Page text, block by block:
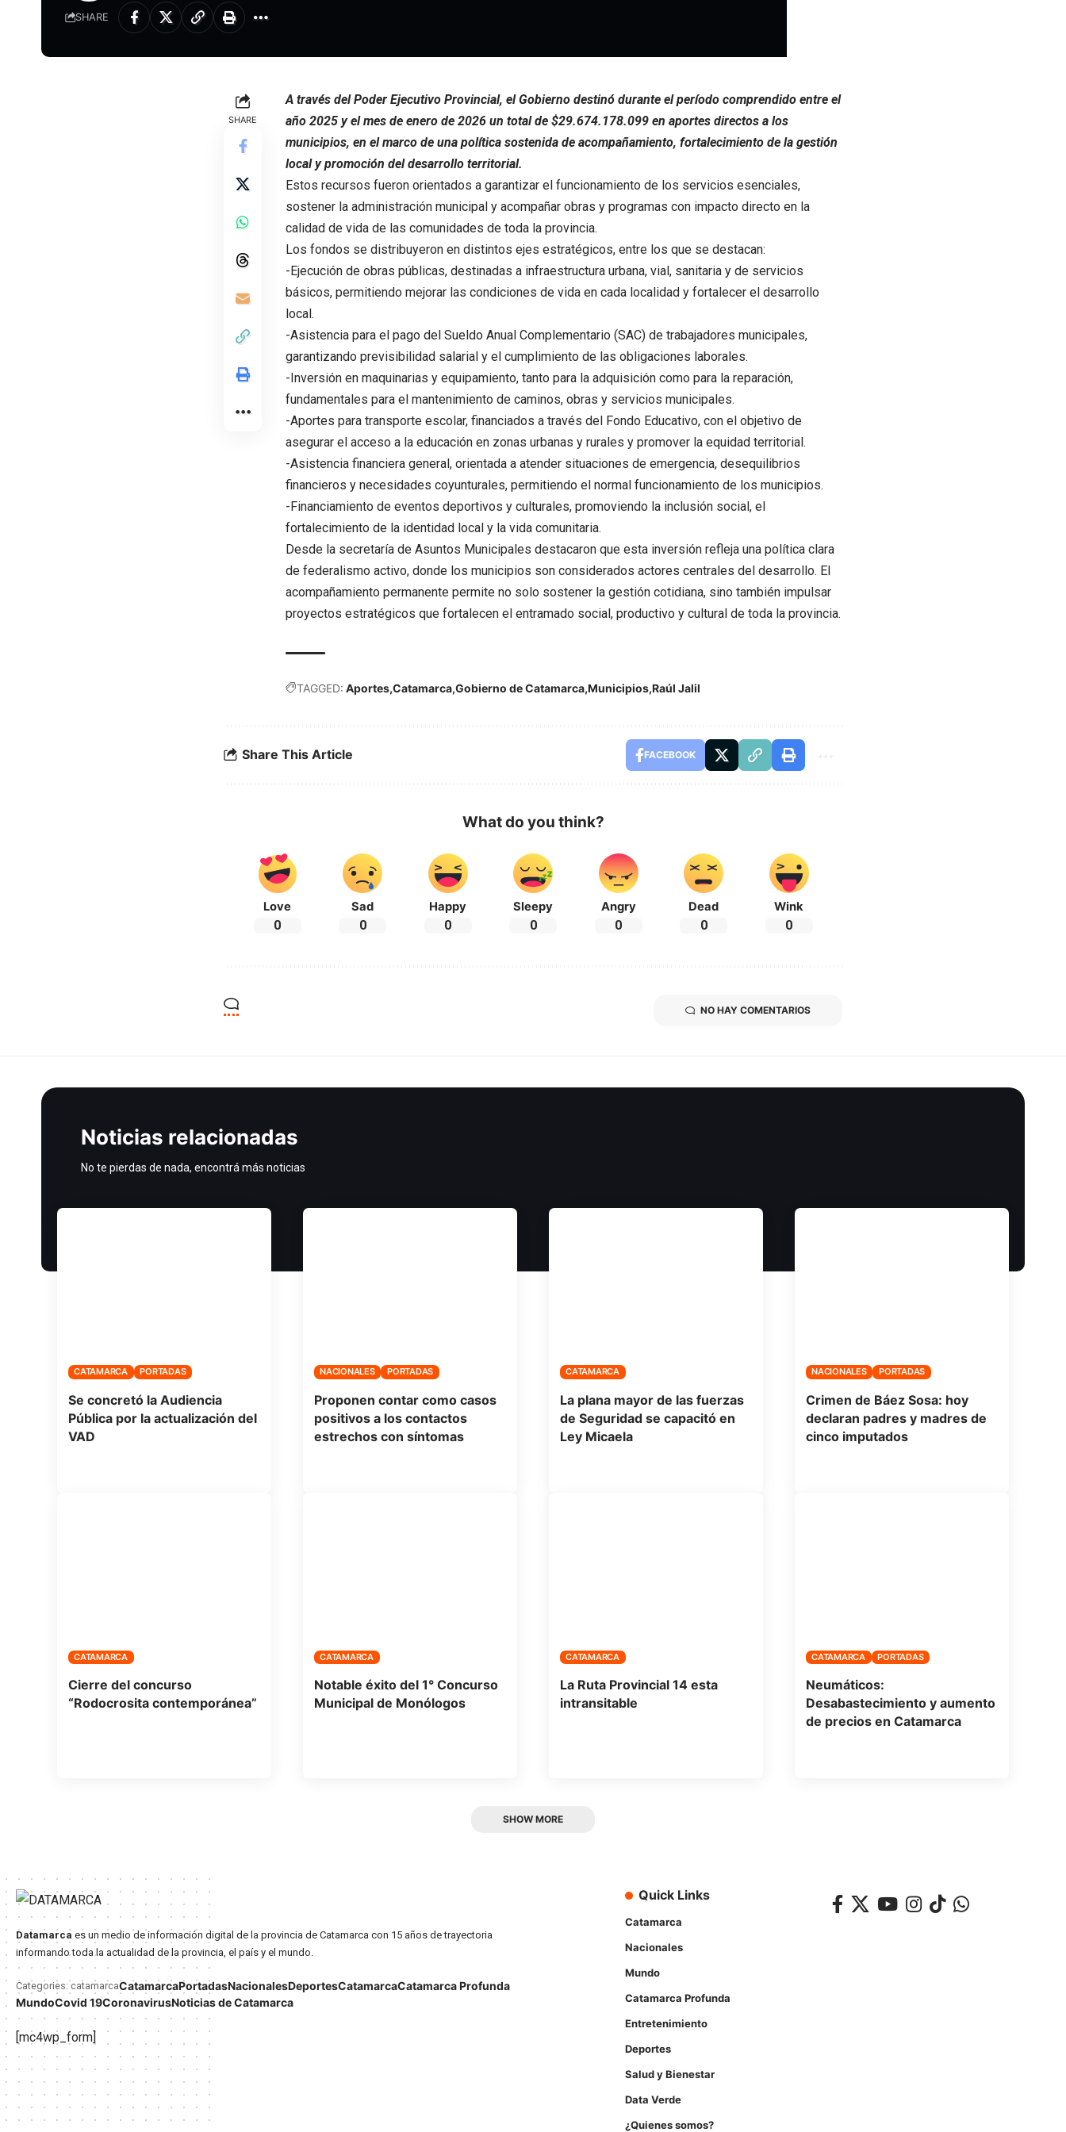
SHARE
SHARE
A través del Poder Ejecutivo Provincial, el Gobierno destinó durante el período comprendido entre el
año 2025 y el mes de enero de 2026 un total de $29.674.178.099 en aportes directos a los
municipios, en el marco de una política sostenida de acompañamiento, fortalecimiento de la gestión
local y promoción del desarrollo territorial.
Estos recursos fueron orientados a garantizar el funcionamiento de los servicios esenciales,
sostener la administración municipal y acompañar obras y programas con impacto directo en la
calidad de vida de las comunidades de toda la provincia.
Los fondos se distribuyeron en distintos ejes estratégicos, entre los que se destacan:
-Ejecución de obras públicas, destinadas a infraestructura urbana, vial, sanitaria y de servicios
básicos, permitiendo mejorar las condiciones de vida en cada localidad y fortalecer el desarrollo
local.
-Asistencia para el pago del Sueldo Anual Complementario (SAC) de trabajadores municipales,
garantizando previsibilidad salarial y el cumplimiento de las obligaciones laborales.
-Inversión en maquinarias y equipamiento, tanto para la adquisición como para la reparación,
fundamentales para el mantenimiento de caminos, obras y servicios municipales.
-Aportes para transporte escolar, financiados a través del Fondo Educativo, con el objetivo de
asegurar el acceso a la educación en zonas urbanas y rurales y promover la equidad territorial.
-Asistencia financiera general, orientada a atender situaciones de emergencia, desequilibrios
financieros y necesidades coyunturales, permitiendo el normal funcionamiento de los municipios.
-Financiamiento de eventos deportivos y culturales, promoviendo la inclusión social, el
fortalecimiento de la identidad local y la vida comunitaria.
Desde la secretaría de Asuntos Municipales destacaron que esta inversión refleja una política clara
de federalismo activo, donde los municipios son considerados actores centrales del desarrollo. El
acompañamiento permanente permite no solo sostener la gestión cotidiana, sino también impulsar
proyectos estratégicos que fortalecen el entramado social, productivo y cultural de toda la provincia.
TAGGED: Aportes Catamarca Gobierno de Catamarca Municipios Raúl Jalil
Share This Article FACEBOOK
What do you think?
Love
0
Sad
0
Happy
0
Sleepy
0
Angry
0
Dead
0
Wink
0
NO HAY COMENTARIOS
Noticias relacionadas
No te pierdas de nada, encontrá más noticias
CATAMARCA PORTADAS
Se concretó la Audiencia
Pública por la actualización del
VAD
NACIONALES PORTADAS
Proponen contar como casos
positivos a los contactos
estrechos con síntomas
CATAMARCA
La plana mayor de las fuerzas
de Seguridad se capacitó en
Ley Micaela
NACIONALES PORTADAS
Crimen de Báez Sosa: hoy
declaran padres y madres de
cinco imputados
CATAMARCA
Cierre del concurso
“Rodocrosita contemporánea”
CATAMARCA
Notable éxito del 1° Concurso
Municipal de Monólogos
CATAMARCA
La Ruta Provincial 14 esta
intransitable
CATAMARCA PORTADAS
Neumáticos:
Desabastecimiento y aumento
de precios en Catamarca
SHOW MORE
Datamarca es un medio de información digital de la provincia de Catamarca con 15 años de trayectoria
informando toda la actualidad de la provincia, el país y el mundo.
Categories: catamarcaCatamarcaPortadasNacionalesDeportesCatamarcaCatamarca Profunda
MundoCovid 19CoronavirusNoticias de Catamarca
[mc4wp_form]
Quick Links
Catamarca
Nacionales
Mundo
Catamarca Profunda
Entretenimiento
Deportes
Salud y Bienestar
Data Verde
¿Quienes somos?